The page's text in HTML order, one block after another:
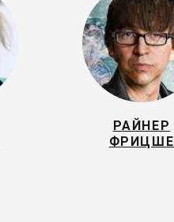
РАЙНЕР
ФРИЦШЕ